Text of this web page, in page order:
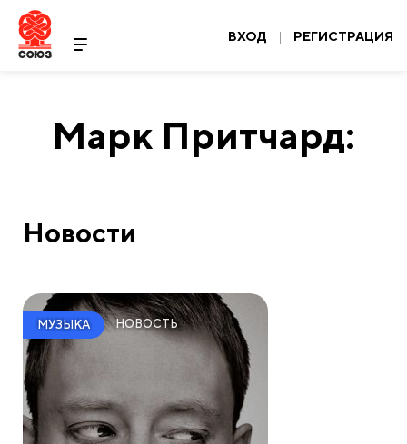
ВХОД | РЕГИСТРАЦИЯ
Марк Притчард:
Новости
МУЗЫКА НОВОСТЬ